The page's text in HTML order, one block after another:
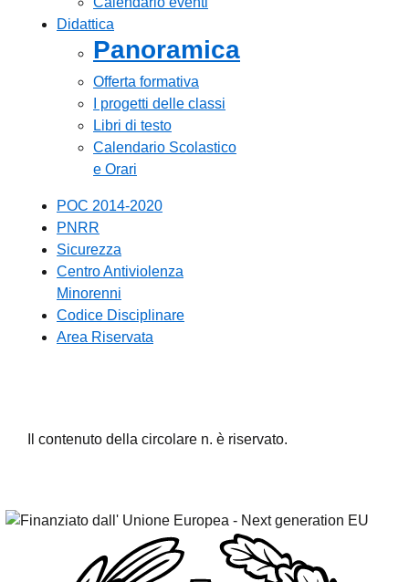
Didattica
Panoramica
Offerta formativa
I progetti delle classi
Libri di testo
Calendario Scolastico
e Orari
POC 2014-2020
PNRR
Sicurezza
Centro Antiviolenza
Minorenni
Codice Disciplinare
Area Riservata
Il contenuto della circolare n. è riservato.